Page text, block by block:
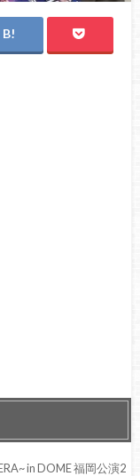
in DOME 福岡公演2